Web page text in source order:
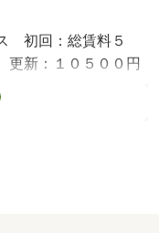
初回：総賃料５
更新：１０５００円
・２６６ｍ 病院・
スメ！賃料・初期
社）富山県宅地建
取引協議会加盟/鍵